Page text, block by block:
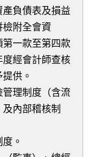
負債表及損益
附全會資
一款至第四款
度經會計師查核
供。
理制度（含流
內部稽核制
。